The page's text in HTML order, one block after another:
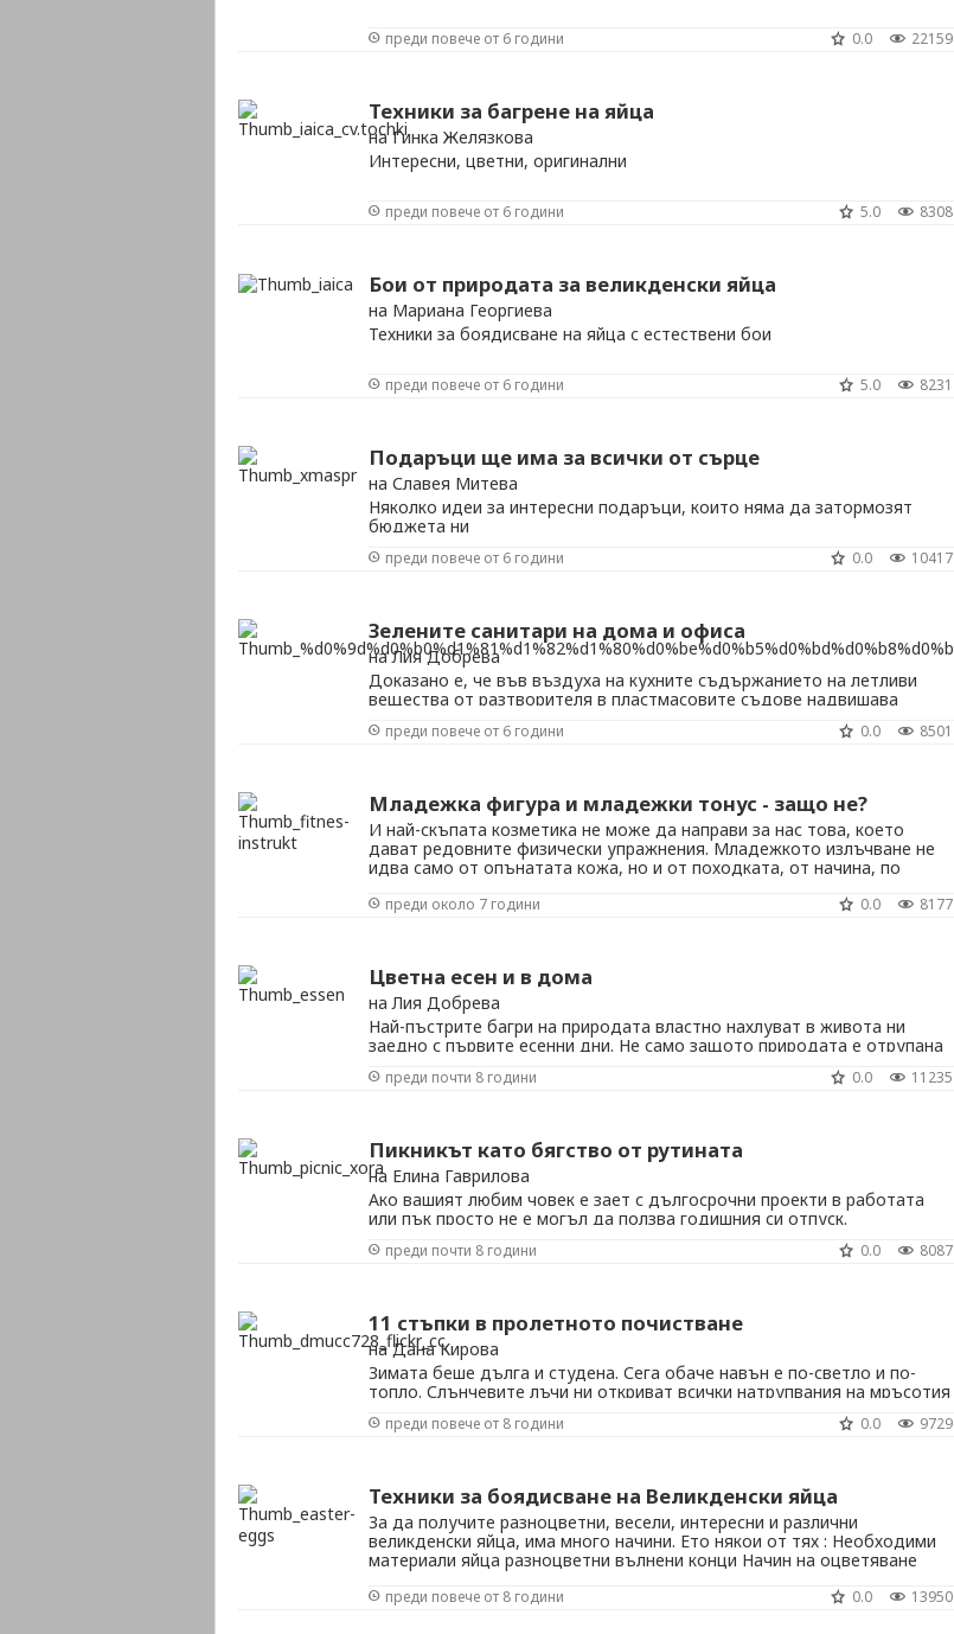
преди повече от 6 години 22159
0.0
Техники за багрене на яйца
на Гинка Желязкова
Интересни, цветни, оригинални
преди повече от 6 години 8308
5.0
Бои от природата за великденски яйца
на Мариана Георгиева
Техники за боядисване на яйца с естествени бои
преди повече от 6 години 8231
5.0
Подаръци ще има за всички от сърце
на Славея Митева
Няколко идеи за интересни подаръци, които няма да затормозят
бюджета ни
преди повече от 6 години 10417
0.0
Зелените санитари на дома и офиса
на Лия Добрева
Доказано е, че във въздуха на кухните съдържанието на летливи
вещества от разтворителя в пластмасовите съдове надвишава
преди повече от 6 години 8501
0.0
Младежка фигура и младежки тонус - защо не?
И най-скъпата козметика не може да направи за нас това, което
дават редовните физически упражнения. Младежкото излъчване не
идва само от опънатата кожа, но и от походката, от начина, по
стълбите. Но нека бъдем наясно по въпроса: поддържането на ...
преди около 7 години 8177
0.0
Цветна есен и в дома
на Лия Добрева
Най-пъстрите багри на природата властно нахлуват в живота ни
заедно с първите есенни дни. Не само защото природата е отрупана
с най-артистичните си цветове, тонове и настроения. Топлите
златисти цветове на есента действат успокояващо сред природата и
преди почти 8 години 11235
0.0
Пикникът като бягство от рутината
на Елина Гаврилова
Ако вашият любим човек е зает с дългосрочни проекти в работата
или пък просто не е могъл да ползва годишния си отпуск.
Аконапоследък му се налага стои затворен дълго време в офиса,
пропускайки безметежността на лятото, направете така - доведете
преди почти 8 години 8087
0.0
11 стъпки в пролетното почистване
на Дана Кирова
Зимата беше дълга и студена. Сега обаче навън е по-светло и по-
топло. Слънчевите лъчи ни откриват всички натрупвания на мръсотия
в къщи. Време е за голямото годишно пролетно почистване.
Упоритата мръсотия прониква навсякъде и в повечето случаи не се
преди повече от 8 години 9729
0.0
Техники за боядисване на Великденски яйца
За да получите разноцветни, весели, интересни и различни
великденски яйца, има много начини. Ето някои от тях : Необходими
материали яйца разноцветни вълнени конци Начин на оцветяване
Увивате яйцата с конците, избирайки цветове по собствен вкус.
Завивате яйцата в домакинско фолио и варите. След като се ...
преди повече от 8 години 13950
0.0